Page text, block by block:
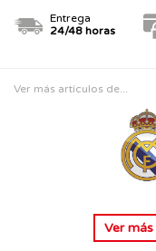
Entrega
24/48 horas
Ver más artículos de...
Ver más